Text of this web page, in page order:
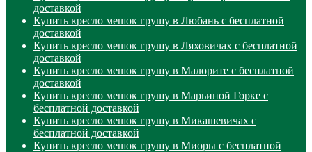
доставкой
Купить кресло мешок грушу в Любань с бесплатной
доставкой
Купить кресло мешок грушу в Ляховичах с бесплатной
доставкой
Купить кресло мешок грушу в Малорите с бесплатной
доставкой
Купить кресло мешок грушу в Марьиной Горке с
бесплатной доставкой
Купить кресло мешок грушу в Микашевичах с
бесплатной доставкой
Купить кресло мешок грушу в Миоры с бесплатной